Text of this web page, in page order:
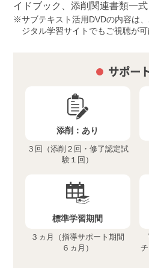
イドブック、添削関連書類一式
サブテキスト活用DVDの内容は
ジタル学習サイトでもご視聴が可
サポー
添削：あり
３回（添削２回・修了認定試
験１回）
標準学習期間
３ヵ月（指導サポート期間
６ヵ月）